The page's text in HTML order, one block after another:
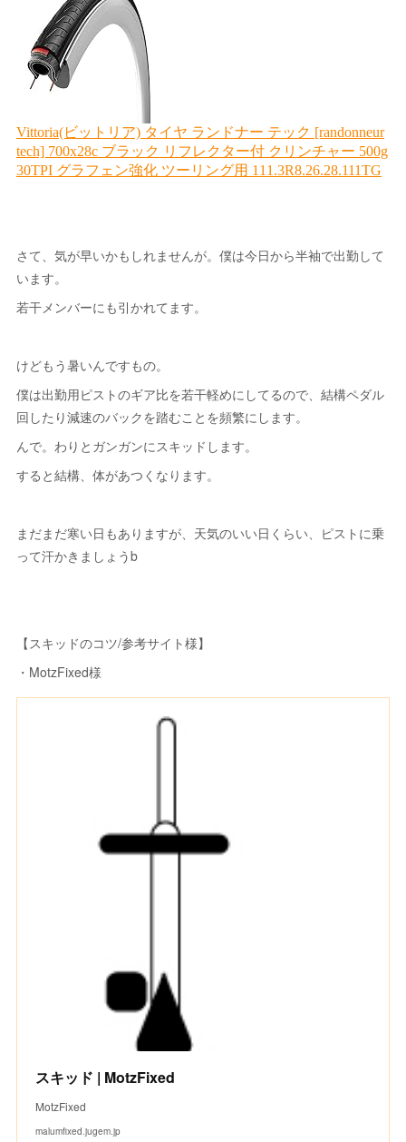
さて、気が早いかもしれませんが。僕は今日から半袖で出勤して
います。
若干メンバーにも引かれてます。
けどもう暑いんですもの。
僕は出勤用ピストのギア比を若干軽めにしてるので、結構ペダル
回したり減速のバックを踏むことを頻繁にします。
んで。わりとガンガンにスキッドします。
すると結構、体があつくなります。
まだまだ寒い日もありますが、天気のいい日くらい、ピストに乗
って汗かきましょうb
【スキッドのコツ/参考サイト様】
・MotzFixed様
スキッド | MotzFixed
MotzFixed
malumfixed.jugem.jp